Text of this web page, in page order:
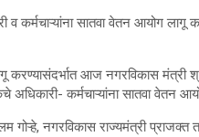
व कर्मचाऱ्यांना सातवा वेतन आयोग
करण्यासंदर्भात आज नगरविकास मंत्री
अधिकारी- कर्मचाऱ्यांना सातवा वेतन
गोऱ्हे, नगरविकास राज्यमंत्री